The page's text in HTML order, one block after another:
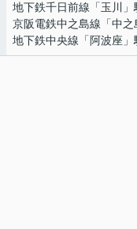
地下鉄千日前線 「玉川
京阪電鉄中之島線 「中之
地下鉄中央線 「 阿波座